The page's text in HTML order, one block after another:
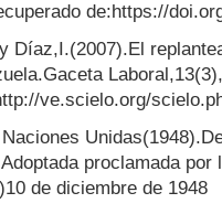
de:https://
Díaz,I.(2007).El
ve.scielo.org/
proclamada
de diciembre de 1948